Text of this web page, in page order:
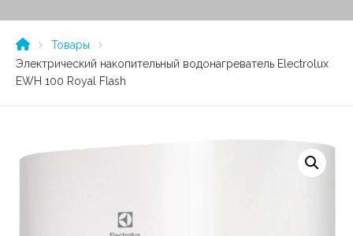
Товары
Электрический накопительный водонагреватель Electrolux
EWH 100 Royal Flash